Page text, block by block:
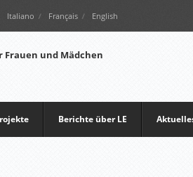
Italiano Français English
Berichte über LE